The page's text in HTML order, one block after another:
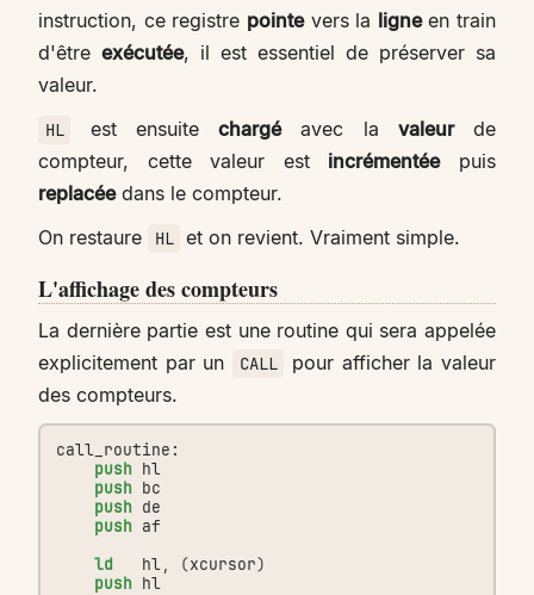
instruction, ce registre pointevers la ligneen train
d'être exécutée, il est essentiel de préserver sa
valeur.
HL est ensuite chargéavec la valeurde
compteur, cette valeur est incrémentéepuis
replacéedans le compteur.
On restaure
HL et on revient. Vraiment simple.
L'affichage des compteurs
La dernière partie est une routine qui sera appelée
explicitement par un
CALL
pour afficher la valeur
des compteurs.
call_routine:
push hl
push bc
push de
push af
ld
hl, (xcursor)
push hl